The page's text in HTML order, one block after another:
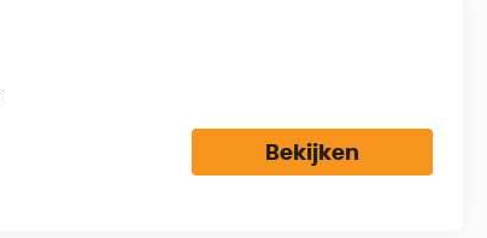
Bekijken